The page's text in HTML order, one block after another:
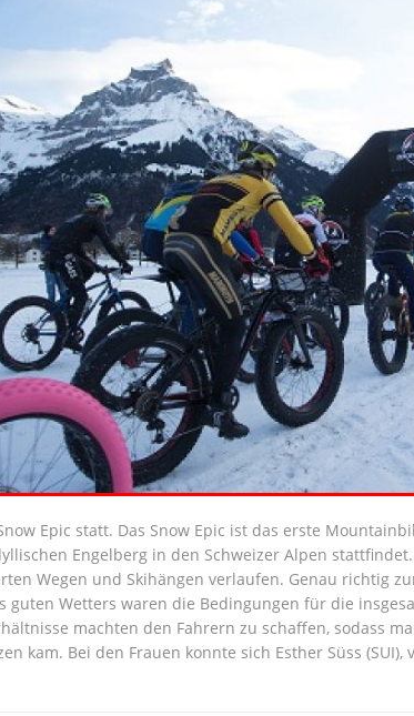
Epic statt. Das Snow Epic ist das erste
Engelberg in den Schweizer Alpen
Wegen und Skihängen verlaufen. Genau richtig
guten Wetters waren die Bedingungen für die
machten den Fahrern zu schaffen, sodass
kam. Bei den Frauen konnte sich Esther Süss